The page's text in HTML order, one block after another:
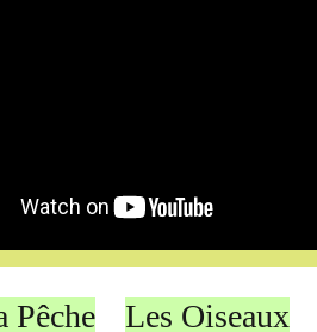
Pêche Les Oiseaux